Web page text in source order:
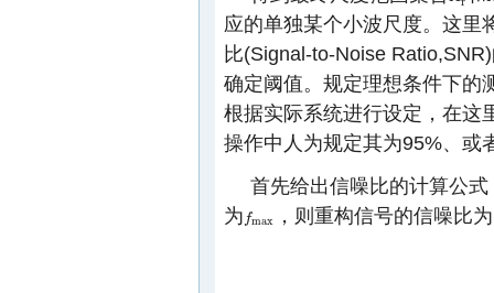
应的单独某个小波尺度。这里
比(Signal-to-Noise
确定阈值。规定理想条件下的
根据实际系统进行设定，在这
操作中人为规定其为95%、或
首先给出信噪比的计算公
为 fmax
fmax ，则重构信号的信噪比为